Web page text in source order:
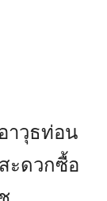
าวุธท่อน
ะดวกซื้อ